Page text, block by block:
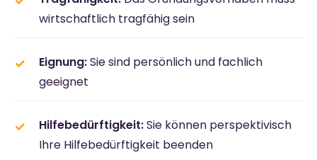
wirtschaftlich tragfähig sein
Eignung:Sie sind persönlich und fachlich
geeignet
Hilfebedürftigkeit:Sie können perspektivisch
Ihre Hilfebedürftigkeit beenden